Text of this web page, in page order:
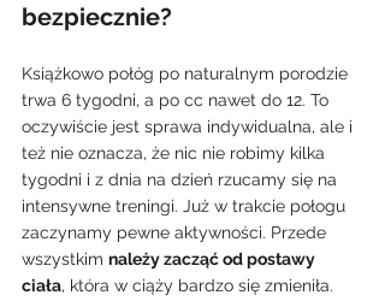
bezpiecznie?
Książkowo połóg po naturalnym porodzie
trwa 6 tygodni, a po cc nawet do 12. To
oczywiście jest sprawa indywidualna, ale i
też nie oznacza, że nic nie robimy kilka
tygodni i z dnia na dzień rzucamy się na
intensywne treningi. Już w trakcie połogu
zaczynamy pewne aktywności. Przede
wszystkim należy zacząć od postawy
ciała, która w ciąży bardzo się zmieniła.